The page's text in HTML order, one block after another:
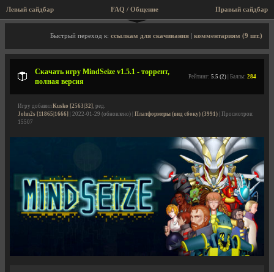
Левый сайдбар Правый сайдбар
FAQ / Общение
Описание игры, торрент, скриншоты, видео
Быстрый переход к: ссылкам для скачивания комментариям (9 шт.)
Скачать игру MindSeize v1.5.1 - торрент,
полная версия
Рейтинг: 5.5 (2) | Баллы: 284
Игру добавил Kusko [2563|32], ред.
John2s [11865|1666] | 2022-01-29 (обновлено) | Платформеры (вид сбоку) (3991) | Просмотров:
15507